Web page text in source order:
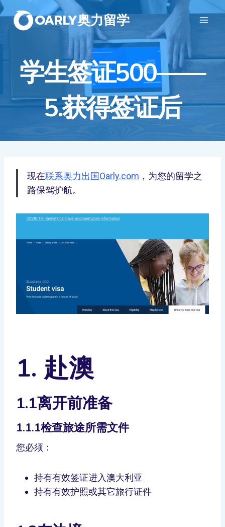
OARLY奥力留学
学生签证500——
5.获得签证后
现在联系奥力出国Oarly.com ，为您的留学之
路保驾护航。
1. 赴澳
1.1离开前准备
1.1.1检查旅途所需文件
您必须：
持有有效签证进入澳大利亚
持有有效护照或其它旅行证件